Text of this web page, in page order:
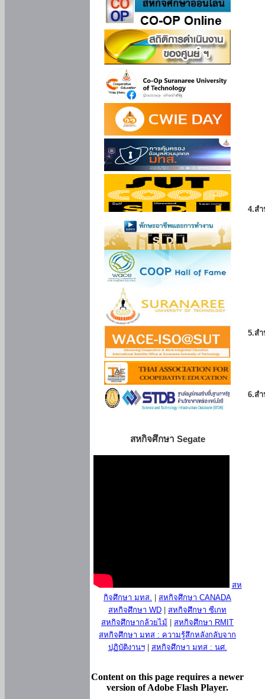
สหกิจศึกษา Segate
สห
กิจศึกษา มทส.
สหกิจศึกษา CANADA
สหกิจศึกษา WD
สหกิจศึกษา ซีเกท
สหกิจศึกษากล้วยไม้
สหกิจศึกษา RMIT
สหกิจศึกษา มทส : ความรู้สึกหลังกลับจาก
ปฏิบัติงานฯ| สหกิจศึกษา มทส : นศ.
Content on this page requires a newer
version of Adobe Flash Player.
4.ส
5.ส
6.ส